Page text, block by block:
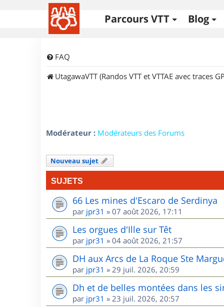
Parcours VTT Blog
FAQ
UtagawaVTT (Randos VTT et VTTAE avec traces
Modérateur : Modérateurs des Forums
Nouveau sujet
SUJETS
66 Les mines d'Escaro de Serdinya
par jpr31 » 07 août 2026, 17:11
Les orgues d'Ille sur Têt
par jpr31 » 04 août 2026, 21:57
DH aux Arcs de La Roque Ste
par jpr31 » 29 juil. 2026, 20:59
Dh et de belles montées dans les
par jpr31 » 23 juil. 2026, 20:57